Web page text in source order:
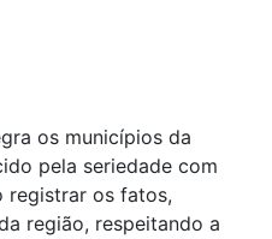
os municípios da
pela seriedade com
registrar os fatos,
região, respeitando a